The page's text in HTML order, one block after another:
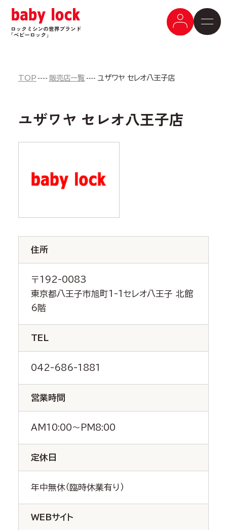
TOP 販売店一覧 ユザワヤ セレオ八王子店
ユザワヤ セレオ八王子店
住所
〒192-0083
東京都八王子市旭町1-1セレオ八王子 北館
6階
TEL
042-686-1881
営業時間
AM10:00～PM8:00
定休日
年中無休（臨時休業有り）
WEBサイト